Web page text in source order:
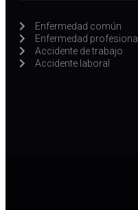
Enfermedad común
Enfermedad profesional
Accidente de trabajo
Accidente laboral